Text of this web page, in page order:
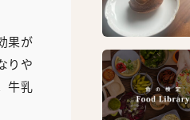
果が
りや
牛乳